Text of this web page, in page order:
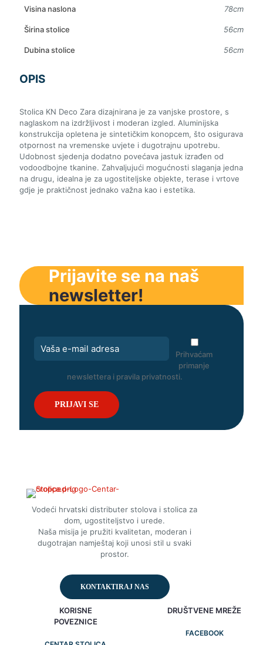
Visina naslona 78cm
Širina stolice 56cm
Dubina stolice 56cm
OPIS
Stolica KN Deco Zara dizajnirana je za vanjske prostore, s
naglaskom na izdržljivost i moderan izgled. Aluminijska
konstrukcija opletena je sintetičkim konopcem, što osigurava
otpornost na vremenske uvjete i dugotrajnu upotrebu.
Udobnost sjedenja dodatno povećava jastuk izrađen od
vodoodbojne tkanine. Zahvaljujući mogućnosti slaganja jedna
na drugu, idealna je za ugostiteljske objekte, terase i vrtove
gdje je praktičnost jednako važna kao i estetika.
Prijavite se na naš
newsletter!
Prihvaćam
primanje
newslettera i pravila privatnosti.
Vodeći hrvatski distributer stolova i stolica za
dom, ugostiteljstvo i urede.
Naša misija je pružiti kvalitetan, moderan i
dugotrajan namještaj koji unosi stil u svaki
prostor.
KONTAKTIRAJ NAS
KORISNE
POVEZNICE
DRUŠTVENE MREŽE
FACEBOOK